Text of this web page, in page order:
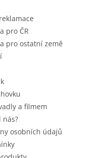
y
pro ČR
pro ostatní země
a filmem
nás?
osobních údajů